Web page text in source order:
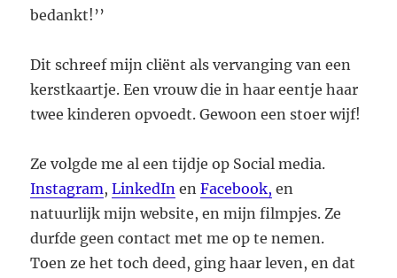
bedankt!’’
Dit schreef mijn cliënt als vervanging van een
kerstkaartje. Een vrouw die in haar eentje haar
twee kinderen opvoedt. Gewoon een stoer wijf!
Ze volgde me al een tijdje op Social media.
Instagram,LinkedIn enFacebook, en
natuurlijk mijn website, en mijn filmpjes. Ze
durfde geen contact met me op te nemen.
Toen ze het toch deed, ging haar leven, en dat